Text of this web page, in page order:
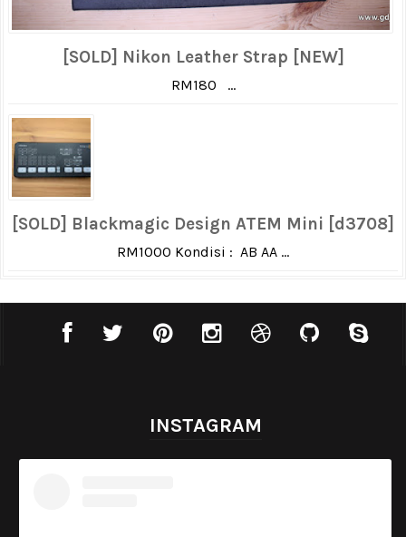
[SOLD] Nikon Leather Strap [NEW]
RM180 ...
[SOLD] Blackmagic Design ATEM Mini [d3708]
RM1000 Kondisi : AB AA ...
INSTAGRAM